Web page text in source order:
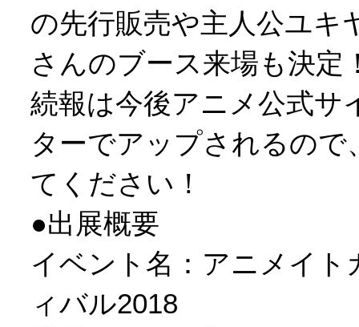
の先行販売や主人公ユキ
さんのブース来場も決定
続報は今後アニメ公式サ
ターでアップされるので
てください！
●出展概要
イベント名：アニメイト
ィバル2018